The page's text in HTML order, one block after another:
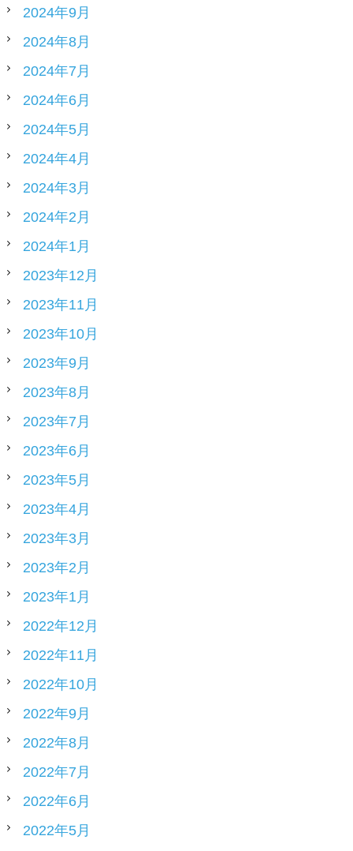
2024年9月
2024年8月
2024年7月
2024年6月
2024年5月
2024年4月
2024年3月
2024年2月
2024年1月
2023年12月
2023年11月
2023年10月
2023年9月
2023年8月
2023年7月
2023年6月
2023年5月
2023年4月
2023年3月
2023年2月
2023年1月
2022年12月
2022年11月
2022年10月
2022年9月
2022年8月
2022年7月
2022年6月
2022年5月